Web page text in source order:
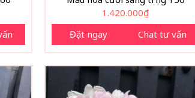
1.420.000₫
Đặt ngay
Chat tư vấn